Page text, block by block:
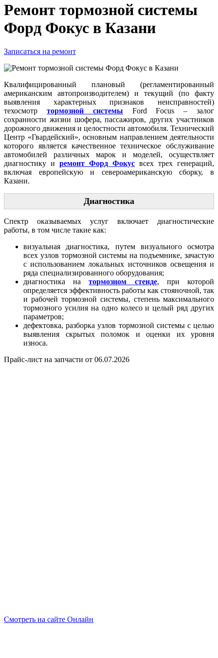
Ремонт тормозной системы
Форд Фокус в Казани
Записаться на ремонт
Квалифицированный плановый (регламентированный
американским автопроизводителем) и текущий (по факту
выявления характерных признаков неисправностей)
техосмотр тормозной системы Ford Focus – залог
сохранности жизни шофера, пассажиров, других участников
дорожного движения и целостности автомобиля. Технический
Центр «Гвардейский», основным направлением деятельности
которого является качественное техническое обслуживание
автомобилей различных марок и моделей, осуществляет
диагностику и ремонт Форд Фокус всех трех генераций,
включая европейскую и североамериканскую сборку, в
Казани.
Диагностика
Спектр оказываемых услуг включает диагностические
работы, в том числе такие как:
визуальная диагностика, путем визуального осмотра
всех узлов тормозной системы на подъемнике, зачастую
с использованием локальных источников освещения и
ряда специализированного оборудования;
диагностика натормозном стенде, при которой
определяется эффективность работы как стояночной, так
и рабочей тормозной системы, степень максимального
тормозного усилия на одно колесо и целый ряд других
параметров;
дефектовка, разборка узлов тормозной системы с целью
выявления скрытых поломок и оценки их уровня
износа.
Прайс-лист на запчасти от 06.07.2026
Смотреть на сайте Онлайн